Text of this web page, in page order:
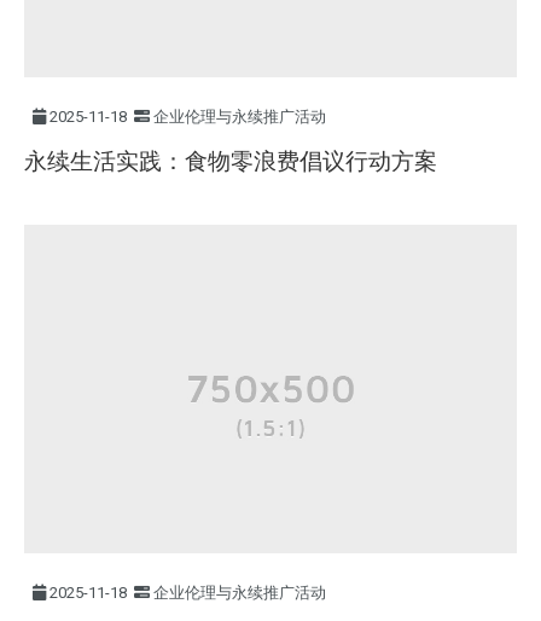
2025-11-18 企业伦理与永续推广活动
永续生活实践：食物零浪费倡议行动方案
2025-11-18 企业伦理与永续推广活动